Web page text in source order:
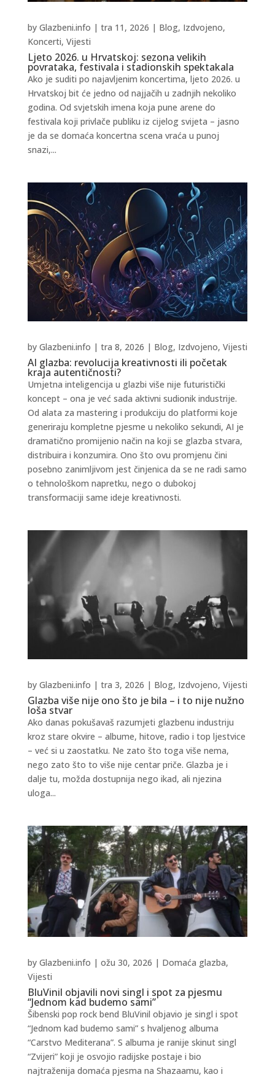
Ljeto 2026. u Hrvatskoj: sezona velikih
povrataka, festivala i stadionskih spektakala
by Glazbeni.info | tra 11, 2026 | Blog, Izdvojeno,
Koncerti, Vijesti
Ako je suditi po najavljenim koncertima, ljeto 2026. u
Hrvatskoj bit će jedno od najjačih u zadnjih nekoliko
godina. Od svjetskih imena koja pune arene do
festivala koji privlače publiku iz cijelog svijeta – jasno
je da se domaća koncertna scena vraća u punoj
snazi,...
AI glazba: revolucija kreativnosti ili početak
kraja autentičnosti?
by Glazbeni.info | tra 8, 2026 | Blog, Izdvojeno, Vijesti
Umjetna inteligencija u glazbi više nije futuristički
koncept – ona je već sada aktivni sudionik industrije.
Od alata za mastering i produkciju do platformi koje
generiraju kompletne pjesme u nekoliko sekundi, AI je
dramatično promijenio način na koji se glazba stvara,
distribuira i konzumira. Ono što ovu promjenu čini
posebno zanimljivom jest činjenica da se ne radi samo
o tehnološkom napretku, nego o dubokoj
transformaciji same ideje kreativnosti.
Glazba više nije ono što je bila – i to nije nužno
loša stvar
by Glazbeni.info | tra 3, 2026 | Blog, Izdvojeno, Vijesti
Ako danas pokušavaš razumjeti glazbenu industriju
kroz stare okvire – albume, hitove, radio i top ljestvice
– već si u zaostatku. Ne zato što toga više nema,
nego zato što to više nije centar priče. Glazba je i
dalje tu, možda dostupnija nego ikad, ali njezina
uloga...
BluVinil objavili novi singl i spot za pjesmu
“Jednom kad budemo sami”
by Glazbeni.info | ožu 30, 2026 | Domaća glazba,
Vijesti
Šibenski pop rock bend BluVinil objavio je singl i spot
“Jednom kad budemo sami” s hvaljenog albuma
“Carstvo Mediterana”. S albuma je ranije skinut singl
“Zvijeri” koji je osvojio radijske postaje i bio
najtraženija domaća pjesma na Shazaamu, kao i